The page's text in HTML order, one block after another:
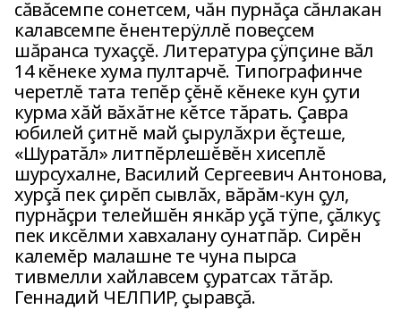
сăвăсемпе сонетсем, чăн пурнăçа сăнлакан
калавсемпе ĕнентерÿллĕ повеçсем
шăранса тухаççĕ. Литература çÿпçине вăл
14 кĕнеке хума пултарчĕ. Типографинче
черетлĕ тата тепĕр çĕнĕ кĕнеке кун çути
курма хăй вăхăтне кĕтсе тăрать. Çавра
юбилей çитнĕ май çырулăхри ĕçтеше,
«Шуратăл» литпĕрлешĕвĕн хисеплĕ
шурсухалне, Василий Сергеевич Антонова,
хурçă пек çирĕп сывлăх, вăрăм-кун çул,
пурнăçри телейшĕн янкăр уçă тÿпе, çăлкуç
пек иксĕлми хавхалану сунатпăр. Сирĕн
калемĕр малашне те чуна пырса
тивмелли хайлавсем çуратсах тăтăр.
Геннадий ЧЕЛПИР, çыравçă.